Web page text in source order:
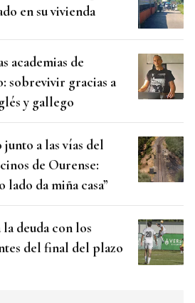
en su vivienda
academias de
sobrevivir gracias a
y gallego
a las vías del
de Ourense:
lado da miña casa”
deuda con los
del final del plazo